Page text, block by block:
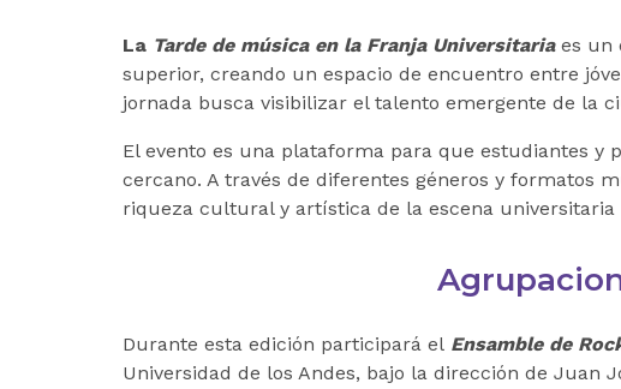
La Tarde de música en la Franja Universitaria es un
superior, creando un espacio de encuentro entre
jornada busca visibilizar el talento emergente de la
El evento es una plataforma para que estudiantes y
cercano. A través de diferentes géneros y formatos
riqueza cultural y artística de la escena universitaria
Durante esta edición participará el Ensamble de
Universidad de los Andes, bajo la dirección de Juan